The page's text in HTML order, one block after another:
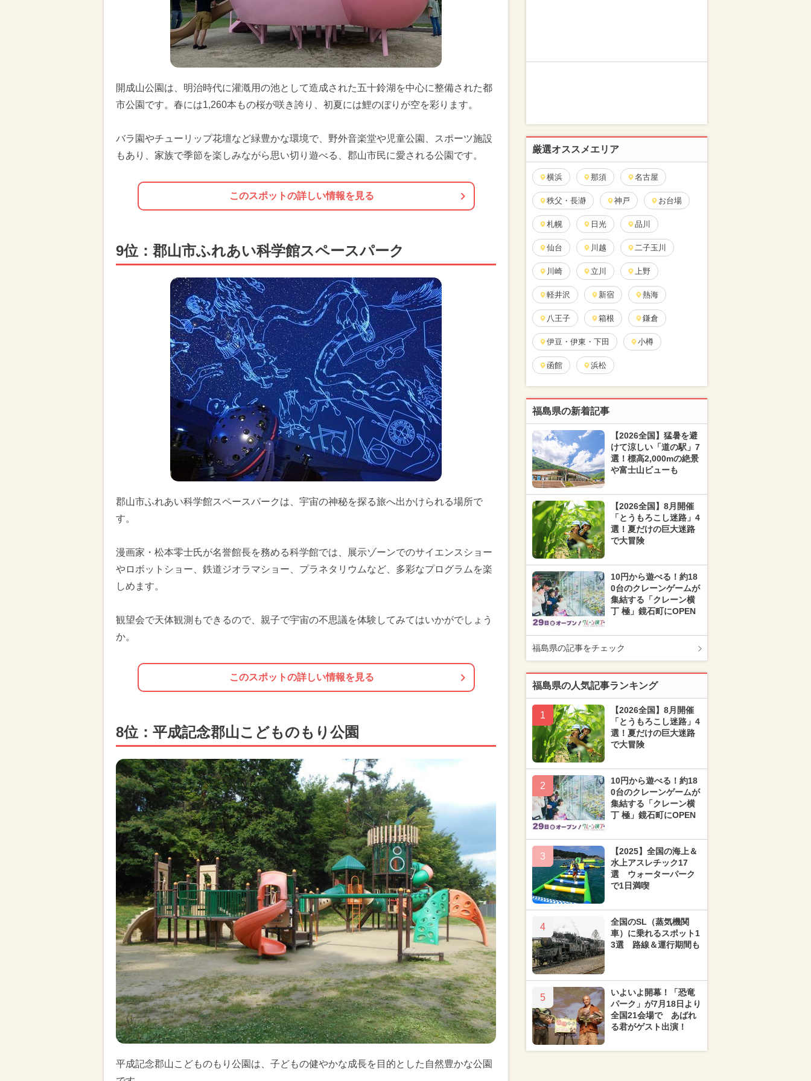
開成山公園は、明治時代に灌漑用の池として造成された五十鈴湖を中心に整備された都
市公園です。春には1,260本もの桜が咲き誇り、初夏には鯉のぼりが空を彩ります。
バラ園やチューリップ花壇など緑豊かな環境で、野外音楽堂や児童公園、スポーツ施設
もあり、家族で季節を楽しみながら思い切り遊べる、郡山市民に愛される公園です。
このスポットの詳しい情報を見る
9位：郡山市ふれあい科学館スペースパーク
郡山市ふれあい科学館スペースパークは、宇宙の神秘を探る旅へ出かけられる場所で
す。
漫画家・松本零士氏が名誉館長を務める科学館では、展示ゾーンでのサイエンスショー
やロボットショー、鉄道ジオラマショー、プラネタリウムなど、多彩なプログラムを楽
しめます。
観望会で天体観測もできるので、親子で宇宙の不思議を体験してみてはいかがでしょう
か。
このスポットの詳しい情報を見る
8位：平成記念郡山こどものもり公園
平成記念郡山こどものもり公園は、子どもの健やかな成長を目的とした自然豊かな公園
厳選オススメエリア
横浜 那須 名古屋
秩父・長瀞 神戸 お台場
札幌 日光 品川
仙台 川越 二子玉川
川崎 立川 上野
軽井沢 新宿 熱海
八王子 箱根 鎌倉
伊豆・伊東・下田 小樽
函館 浜松
福島県の新着記事
【2026全国】猛暑を避
けて涼しい「道の駅」7
選！標高2,000mの絶景
や富士山ビューも
【2026全国】8月開催
「とうもろこし迷路」4
選！夏だけの巨大迷路
で大冒険
10円から遊べる！約18
0台のクレーンゲームが
集結する「クレーン横
丁 極」鏡石町にOPEN
福島県の記事をチェック
福島県の人気記事ランキング
1
【2026全国】8月開催
「とうもろこし迷路」4
選！夏だけの巨大迷路
で大冒険
2
10円から遊べる！約18
0台のクレーンゲームが
集結する「クレーン横
丁 極」鏡石町にOPEN
3
【2025】全国の海上＆
水上アスレチック17
選 ウォーターパーク
で1日満喫
4
全国のSL（蒸気機関
車）に乗れるスポット1
3選 路線＆運行期間も
5
いよいよ開幕！「恐竜
パーク」が7月18日より
全国21会場で あばれ
る君がゲスト出演！